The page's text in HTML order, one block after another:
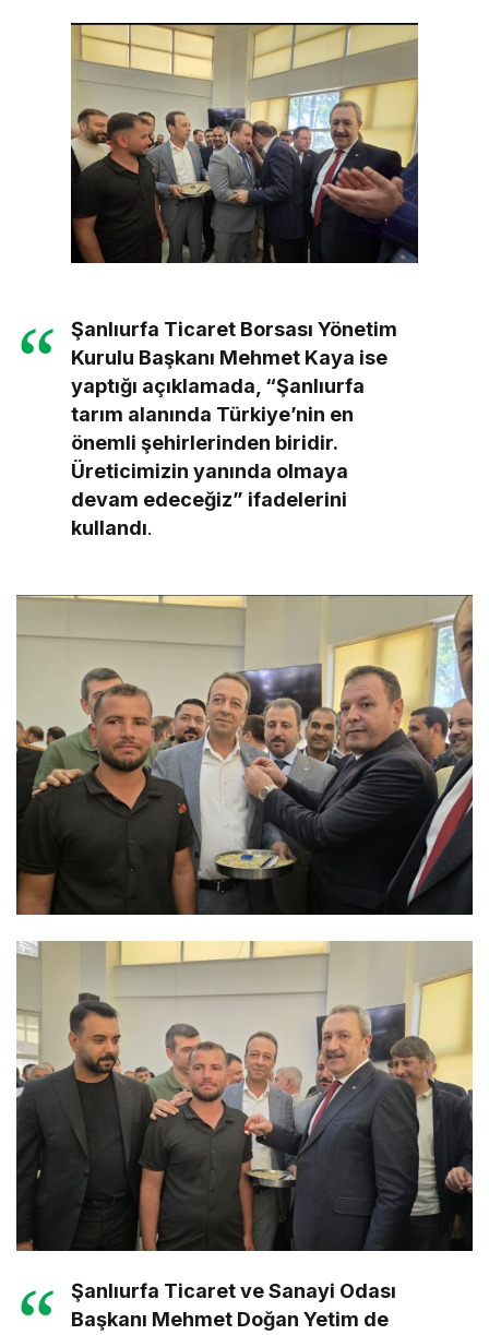
Şanlıurfa Ticaret Borsası Yönetim
Kurulu Başkanı Mehmet Kaya ise
yaptığı açıklamada, “Şanlıurfa
tarım alanında Türkiye’nin en
önemli şehirlerinden biridir.
Üreticimizin yanında olmaya
devam edeceğiz” ifadelerini
kullandı.
Şanlıurfa Ticaret ve Sanayi Odası
Başkanı Mehmet Doğan Yetim de